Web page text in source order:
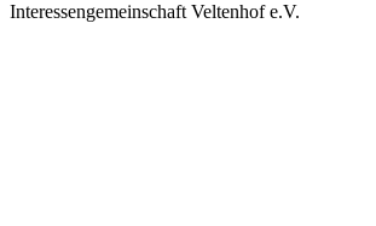
Interessengemeinschaft Veltenhof e.V.